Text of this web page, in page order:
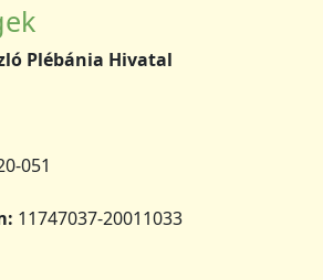
Plébánia Hivatal
051
11747037-20011033